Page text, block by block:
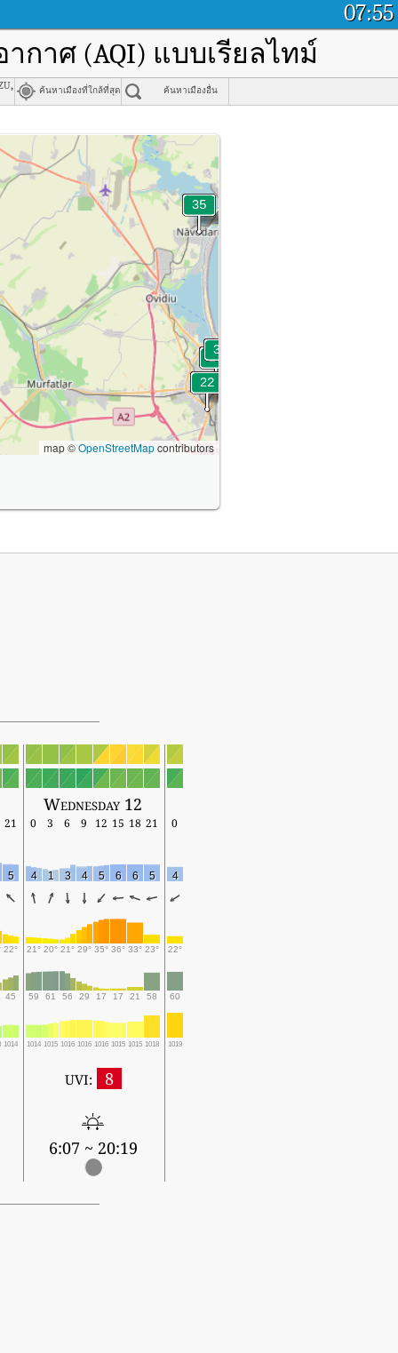
07:55
าศ (AQI) แบบเรียลไทม์
ค้นหาเมืองที่ใกล้ที่สุด ค้นหาเมืองอื่น
map ©OpenStreetMapcontributors
Wednesday 12
21 0 3 6 9 12 15 18 21 0
5 4 1 3 4 5 6 6 5 4
22° 21° 20° 21° 29° 35° 36° 33° 23° 22°
45 59 61 56 29 17 17 21 58 60
1014 1014 1015 1016 1016 1016 1015 1015 1018 1019
UVI: 8
6:07 ~ 20:19